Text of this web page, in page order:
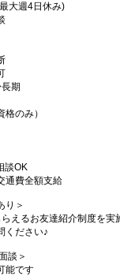
大週4日休み)
期
のみ）
談OK
通費全額支給
り＞
えるお友達紹介制度を
ください♪
談＞
能です